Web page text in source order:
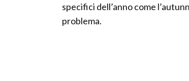
specifici dell’anno come
problema.